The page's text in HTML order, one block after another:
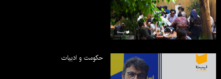
حکومت و ادبیات